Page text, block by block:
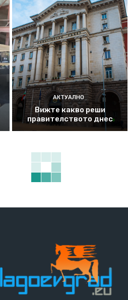
АКТУАЛНО
Вижте какво реши
правителството днес